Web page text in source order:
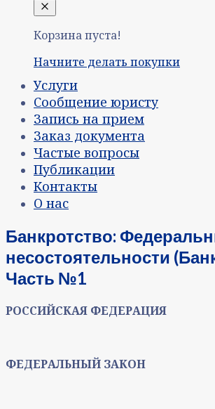
Корзина пуста!
Начните делать покупки
Услуги
Сообщение юристу
Запись на прием
Заказ документа
Частые вопросы
Публикации
Контакты
О нас
Банкротство:
несостоятельности
Часть №1
РОССИЙСКАЯ ФЕДЕРАЦИЯ
ФЕДЕРАЛЬНЫЙ ЗАКОН